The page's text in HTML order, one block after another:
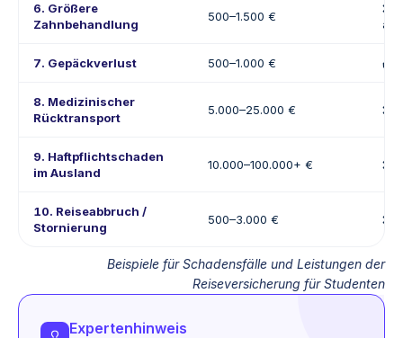
6. Größere
Zahnbehandlung
500–1.500 €
❌
7. Gepäckverlust 500–1.000 € ✔️
8. Medizinischer
Rücktransport
5.000–25.000 € ❌
9. Haftpflichtschaden
im Ausland
10.000–100.000+ € ❌
10. Reiseabbruch /
Stornierung
500–3.000 € ❌
Beispiele für Schadensfälle und Leistungen der
Reiseversicherung für Studenten
Expertenhinweis